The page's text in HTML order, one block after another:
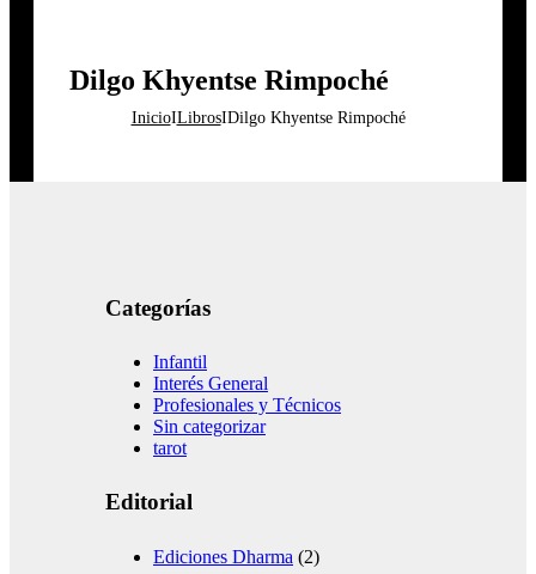
Dilgo Khyentse Rimpoché
InicioILibrosIDilgo Khyentse Rimpoché
Categorías
Infantil
Interés General
Profesionales y Técnicos
Sin categorizar
tarot
Editorial
Ediciones Dharma (2)